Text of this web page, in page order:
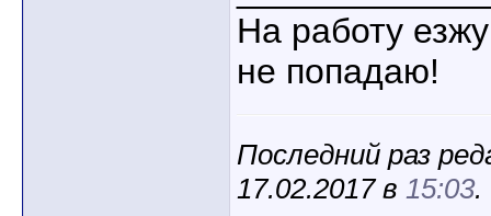
На работу
не попадаю!
Последний раз
17.02.2017 в 15:03.